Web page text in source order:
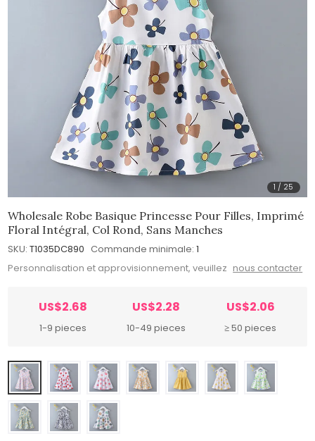
1 / 25
Wholesale Robe Basique Princesse Pour Filles, Imprimé
Floral Intégral, Col Rond, Sans Manches
SKU: T1035DC890 Commande minimale: 1
Personnalisation et approvisionnement, veuillez nous contacter
US$2.68
1-9 pieces
US$2.28
10-49 pieces
US$2.06
≥ 50 pieces